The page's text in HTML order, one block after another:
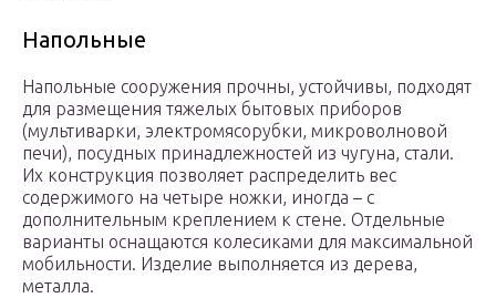
Напольные
Напольные сооружения прочны, устойчивы, подходят
для размещения тяжелых бытовых приборов
(мультиварки, электромясорубки, микроволновой
печи), посудных принадлежностей из чугуна, стали.
Их конструкция позволяет распределить вес
содержимого на четыре ножки, иногда – с
дополнительным креплением к стене. Отдельные
варианты оснащаются колесиками для максимальной
мобильности. Изделие выполняется из дерева,
металла.